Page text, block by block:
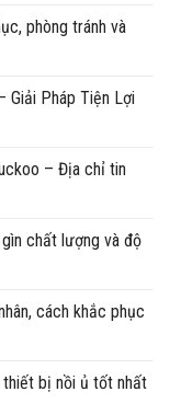
phòng tránh và
Giải Pháp Tiện Lợi
– Địa chỉ tin
chất lượng và độ
cách khắc phục
bị nồi ủ tốt nhất